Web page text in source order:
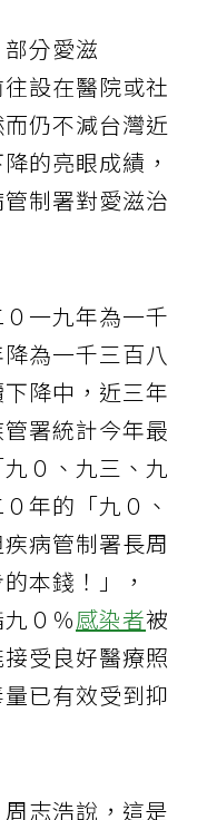
分愛滋
設在醫院或社
仍不減台灣近
的亮眼成績，
制署對愛滋治
一九年為一千
為一千三百八
降中，近三年
署統計今年最
０、九三、九
年的「九０、
病管制署長周
本錢！」，
０％感染者被
受良好醫療照
已有效受到抑
志浩說，這是